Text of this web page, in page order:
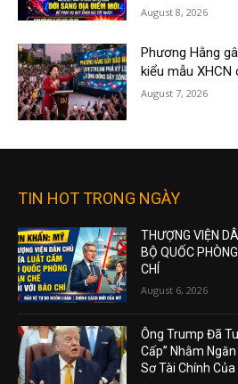
August 8, 2026
Phương Hằng
kiểu mẫu
August 7, 2026
TIN HOT TRONG NGÀY
THƯỢNG VIỆN
BỘ QUỐC
CHÍ
August 6, 2026
Ông Trump Đã
Cấp” Nhằm
Sơ Tài Chính